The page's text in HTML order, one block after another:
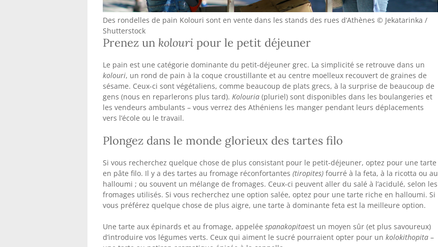
Des rondelles de pain Kolouri sont en vente dans les stands des rues d’Athènes © Jekatarinka /
Shutterstock
Prenez un kolouri pour le petit déjeuner
Le pain est une catégorie dominante du petit-déjeuner grec. La simplicité se retrouve dans un
kolouri, un rond de pain à la coque croustillante et au centre moelleux recouvert de graines de
sésame. Ceux-ci sont végétaliens, comme beaucoup de plats grecs, à la surprise de beaucoup de
gens (nous en reparlerons plus tard). Kolouria (pluriel) sont disponibles dans les boulangeries et
les vendeurs ambulants – vous verrez des Athéniens les manger pendant leurs déplacements
vers l’école ou le travail.
Plongez dans le monde glorieux des tartes filo
Si vous recherchez quelque chose de plus consistant pour le petit-déjeuner, optez pour une tarte
en pâte filo. Il y a des tartes au fromage réconfortantes (tiropites) fourré à la feta, à la ricotta ou au
halloumi ; ou souvent un mélange de fromages. Ceux-ci peuvent aller du salé à l’acidulé, selon les
fromages utilisés. Si vous recherchez une option salée, optez pour une tarte riche en halloumi. Si
vous préférez quelque chose de plus aigre, une tarte à dominante feta est la meilleure option.
Une tarte aux épinards et au fromage, appelée spanakopitaest un moyen sûr (et plus savoureux)
d’introduire vos légumes verts. Ceux qui aiment le sucré pourraient opter pour un kolokithopita –